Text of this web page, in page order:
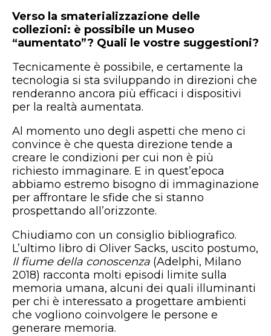
Verso la smaterializzazione delle
collezioni: è possibile un Museo
“aumentato”? Quali le vostre suggestioni?
Tecnicamente è possibile, e certamente la
tecnologia si sta sviluppando in direzioni che
renderanno ancora più efficaci i dispositivi
per la realtà aumentata.
Al momento uno degli aspetti che meno ci
convince è che questa direzione tende a
creare le condizioni per cui non è più
richiesto immaginare. E in quest’epoca
abbiamo estremo bisogno di immaginazione
per affrontare le sfide che si stanno
prospettando all’orizzonte.
Chiudiamo con un consiglio bibliografico.
L’ultimo libro di Oliver Sacks, uscito postumo,
Il fiume della conoscenza (Adelphi, Milano
2018) racconta molti episodi limite sulla
memoria umana, alcuni dei quali illuminanti
per chi è interessato a progettare ambienti
che vogliono coinvolgere le persone e
generare memoria.